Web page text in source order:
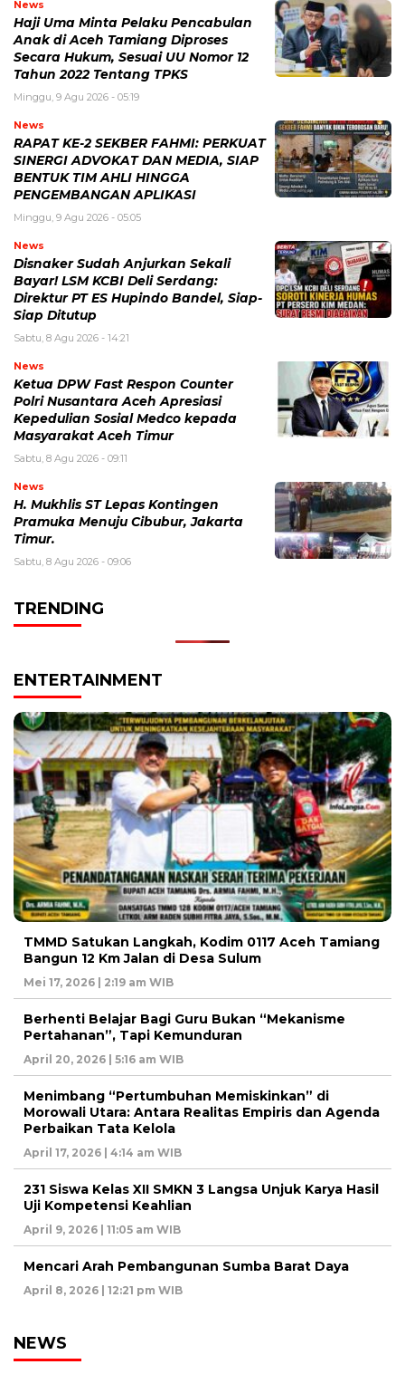
News
Haji Uma Minta Pelaku Pencabulan
Anak di Aceh Tamiang Diproses
Secara Hukum, Sesuai UU Nomor 12
Tahun 2022 Tentang TPKS
Minggu, 9 Agu 2026 - 05:19
News
RAPAT KE-2 SEKBER FAHMI: PERKUAT
SINERGI ADVOKAT DAN MEDIA, SIAP
BENTUK TIM AHLI HINGGA
PENGEMBANGAN APLIKASI
Minggu, 9 Agu 2026 - 05:05
News
Disnaker Sudah Anjurkan Sekali
Bayar! LSM KCBI Deli Serdang:
Direktur PT ES Hupindo Bandel, Siap-
Siap Ditutup
Sabtu, 8 Agu 2026 - 14:21
News
Ketua DPW Fast Respon Counter
Polri Nusantara Aceh Apresiasi
Kepedulian Sosial Medco kepada
Masyarakat Aceh Timur
Sabtu, 8 Agu 2026 - 09:11
News
H. Mukhlis ST Lepas Kontingen
Pramuka Menuju Cibubur, Jakarta
Timur.
Sabtu, 8 Agu 2026 - 09:06
TRENDING
ENTERTAINMENT
TMMD Satukan Langkah, Kodim 0117 Aceh Tamiang
Bangun 12 Km Jalan di Desa Sulum
Mei 17, 2026 | 2:19 am WIB
Berhenti Belajar Bagi Guru Bukan “Mekanisme
Pertahanan”, Tapi Kemunduran
April 20, 2026 | 5:16 am WIB
Menimbang “Pertumbuhan Memiskinkan” di
Morowali Utara: Antara Realitas Empiris dan Agenda
Perbaikan Tata Kelola
April 17, 2026 | 4:14 am WIB
231 Siswa Kelas XII SMKN 3 Langsa Unjuk Karya Hasil
Uji Kompetensi Keahlian
April 9, 2026 | 11:05 am WIB
Mencari Arah Pembangunan Sumba Barat Daya
April 8, 2026 | 12:21 pm WIB
NEWS